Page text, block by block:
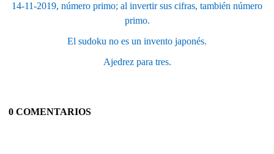
14-11-2019, número primo; al invertir sus cifras, también número
primo.
El sudoku no es un invento japonés.
Ajedrez para tres.
0 COMENTARIOS